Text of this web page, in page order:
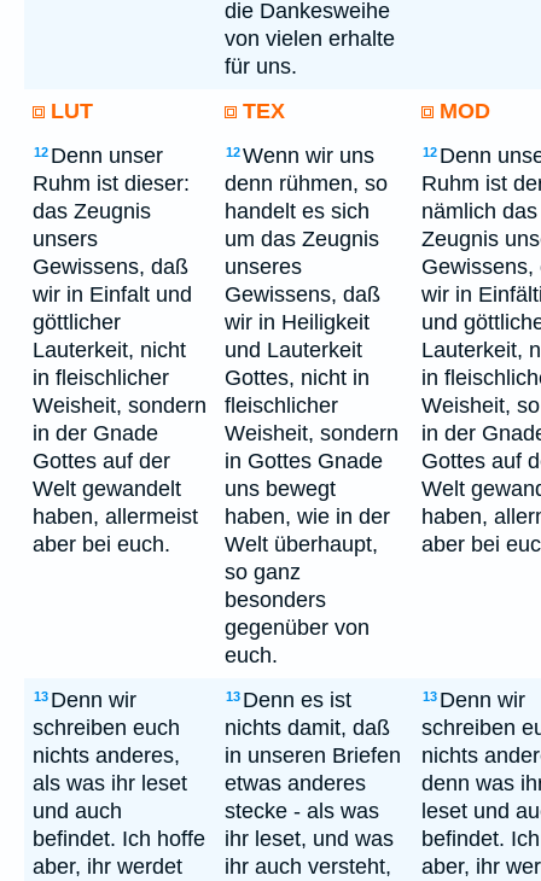
die Dankesweihe
von vielen erhalte
für uns.
LUT
TEX MOD
12 Denn unser
Ruhm ist dieser:
das Zeugnis
unsers
Gewissens, daß
wir in Einfalt und
göttlicher
Lauterkeit, nicht
in fleischlicher
Weisheit, sondern
in der Gnade
Gottes auf der
Welt gewandelt
haben, allermeist
aber bei euch.
12Wenn wir uns
denn rühmen, so
handelt es sich
um das Zeugnis
unseres
Gewissens, daß
wir in Heiligkeit
und Lauterkeit
Gottes, nicht in
fleischlicher
Weisheit, sondern
in Gottes Gnade
uns bewegt
haben, wie in der
Welt überhaupt,
so ganz
besonders
gegenüber von
euch.
12 Denn
Ruhm ist
nämlich das
Zeugnis
Gewissens,
wir in
und
Lauterkeit,
in
Weisheit,
in der
Gottes auf
Welt
haben,
aber bei
13 Denn wir
schreiben euch
nichts anderes,
als was ihr leset
und auch
befindet. Ich hoffe
aber, ihr werdet
13 Denn es ist
nichts damit, daß
in unseren Briefen
etwas anderes
stecke - als was
ihr leset, und was
ihr auch versteht,
13 Denn wir
schreiben
nichts
denn was
leset und
befindet.
aber, ihr